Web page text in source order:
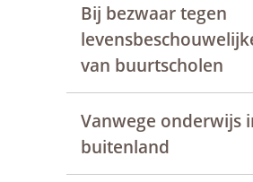
Bij bezwaar tegen
van buurtscholen
Vanwege onderwijs
buitenland